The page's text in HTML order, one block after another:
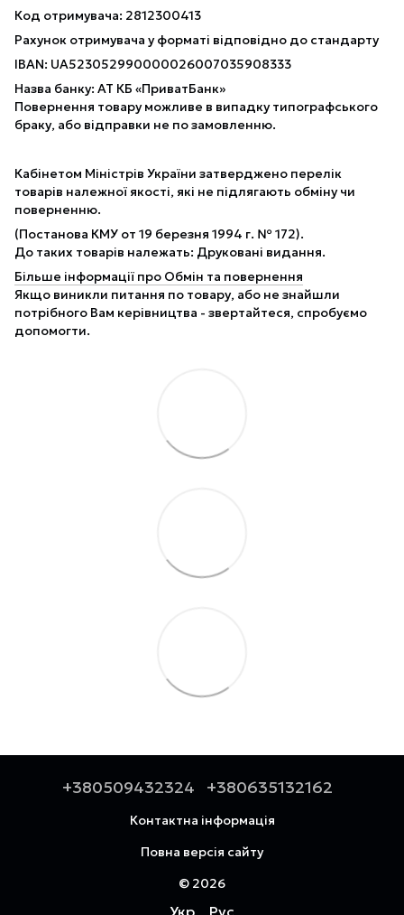
Код отримувача: 2812300413
Рахунок отримувача у форматі відповідно до стандарту
IBAN: UA523052990000026007035908333
Назва банку: АТ КБ «ПриватБанк»
Повернення товару можливе в випадку типографського
браку, або відправки не по замовленню.
Кабінетом Міністрів України затверджено перелік
товарів належної якості, які не підлягають обміну чи
поверненню.
(Постанова КМУ от 19 березня 1994 г. № 172).
До таких товарів належать: Друковані видання.
Більше інформації про Обмін та повернення
Якщо виникли питання по товару, або не знайшли
потрібного Вам керівництва - звертайтеся, спробуємо
допомогти.
+380509432324 +380635132162
Контактна інформація
Повна версія сайту
© 2026
Укр Рус